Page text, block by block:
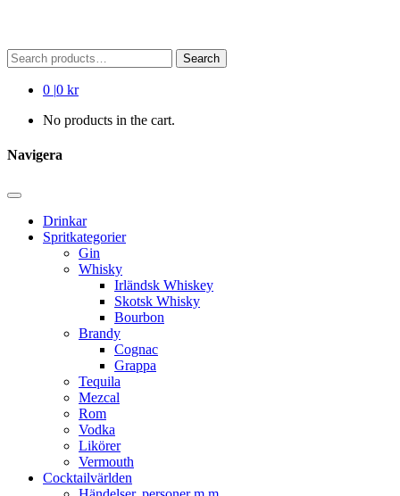
Search
for:
Search
0 |0 kr
No products in the cart.
Navigera
Drinkar
Spritkategorier
Gin
Whisky
Irländsk Whiskey
Skotsk Whisky
Bourbon
Brandy
Cognac
Grappa
Tequila
Mezcal
Rom
Vodka
Likörer
Vermouth
Cocktailvärlden